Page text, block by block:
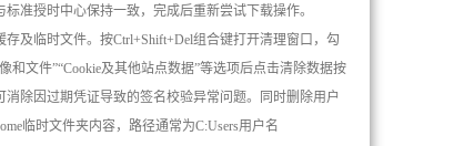
标准授时中心保持一致，完成后重新尝试下载操作。
存及临时文件。按Ctrl+Shift+Del组合键打开清理窗口，勾
和文件”“Cookie及其他站点数据”等选项后点击清除数据按
消除因过期凭证导致的签名校验异常问题。同时删除用户
临时文件夹内容，路径通常为C:Users用户名